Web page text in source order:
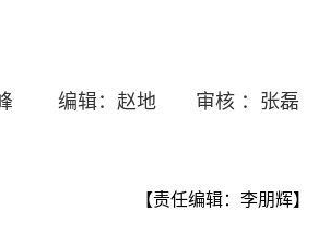
峰 编辑：赵地 审核 ：张磊
【责任编辑：李朋辉】